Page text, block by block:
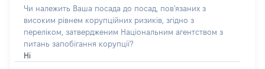
Чи належить Ваша посада до посад, пов'язаних з
високим рівнем корупційних ризиків, згідно з
переліком, затвердженим Національним агентством з
питань запобігання корупції?
Ні